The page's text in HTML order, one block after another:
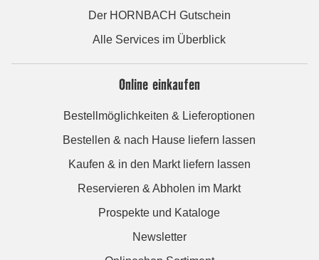
Der HORNBACH Gutschein
Alle Services im Überblick
Online einkaufen
Bestellmöglichkeiten & Lieferoptionen
Bestellen & nach Hause liefern lassen
Kaufen & in den Markt liefern lassen
Reservieren & Abholen im Markt
Prospekte und Kataloge
Newsletter